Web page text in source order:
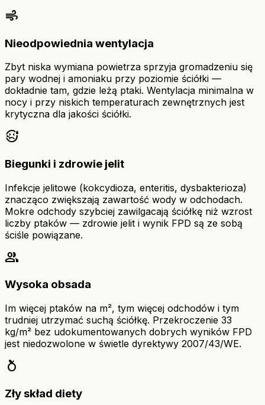
air
Nieodpowiednia wentylacja
Zbyt niska wymiana powietrza sprzyja gromadzeniu się
pary wodnej i amoniaku przy poziomie ściółki —
dokładnie tam, gdzie leżą ptaki. Wentylacja minimalna w
nocy i przy niskich temperaturach zewnętrznych jest
krytyczna dla jakości ściółki.
sick
Biegunki i zdrowie jelit
Infekcje jelitowe (kokcydioza, enteritis, dysbakterioza)
znacząco zwiększają zawartość wody w odchodach.
Mokre odchody szybciej zawilgacają ściółkę niż wzrost
liczby ptaków — zdrowie jelit i wynik FPD są ze sobą
ściśle powiązane.
group
Wysoka obsada
Im więcej ptaków na m², tym więcej odchodów i tym
trudniej utrzymać suchą ściółkę. Przekroczenie 33
kg/m² bez udokumentowanych dobrych wyników FPD
jest niedozwolone w świetle dyrektywy 2007/43/WE.
nutrition
Zły skład diety